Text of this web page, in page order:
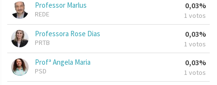
Professor Marlus
REDE
0,03%
1 votos
Professora Rose Dias
PRTB
0,03%
1 votos
Profª Angela Maria
PSD
0,03%
1 votos